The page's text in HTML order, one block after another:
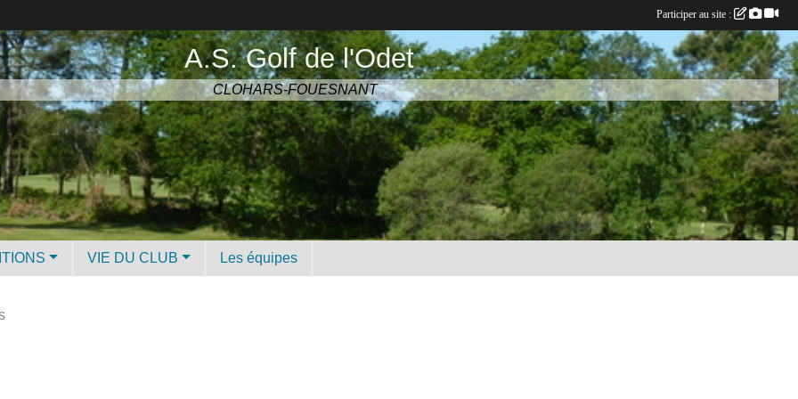
A.S. Golf de l'Odet
CLOHARS-FOUESNANT
VIE DU CLUB Les équipes
Participer au site :